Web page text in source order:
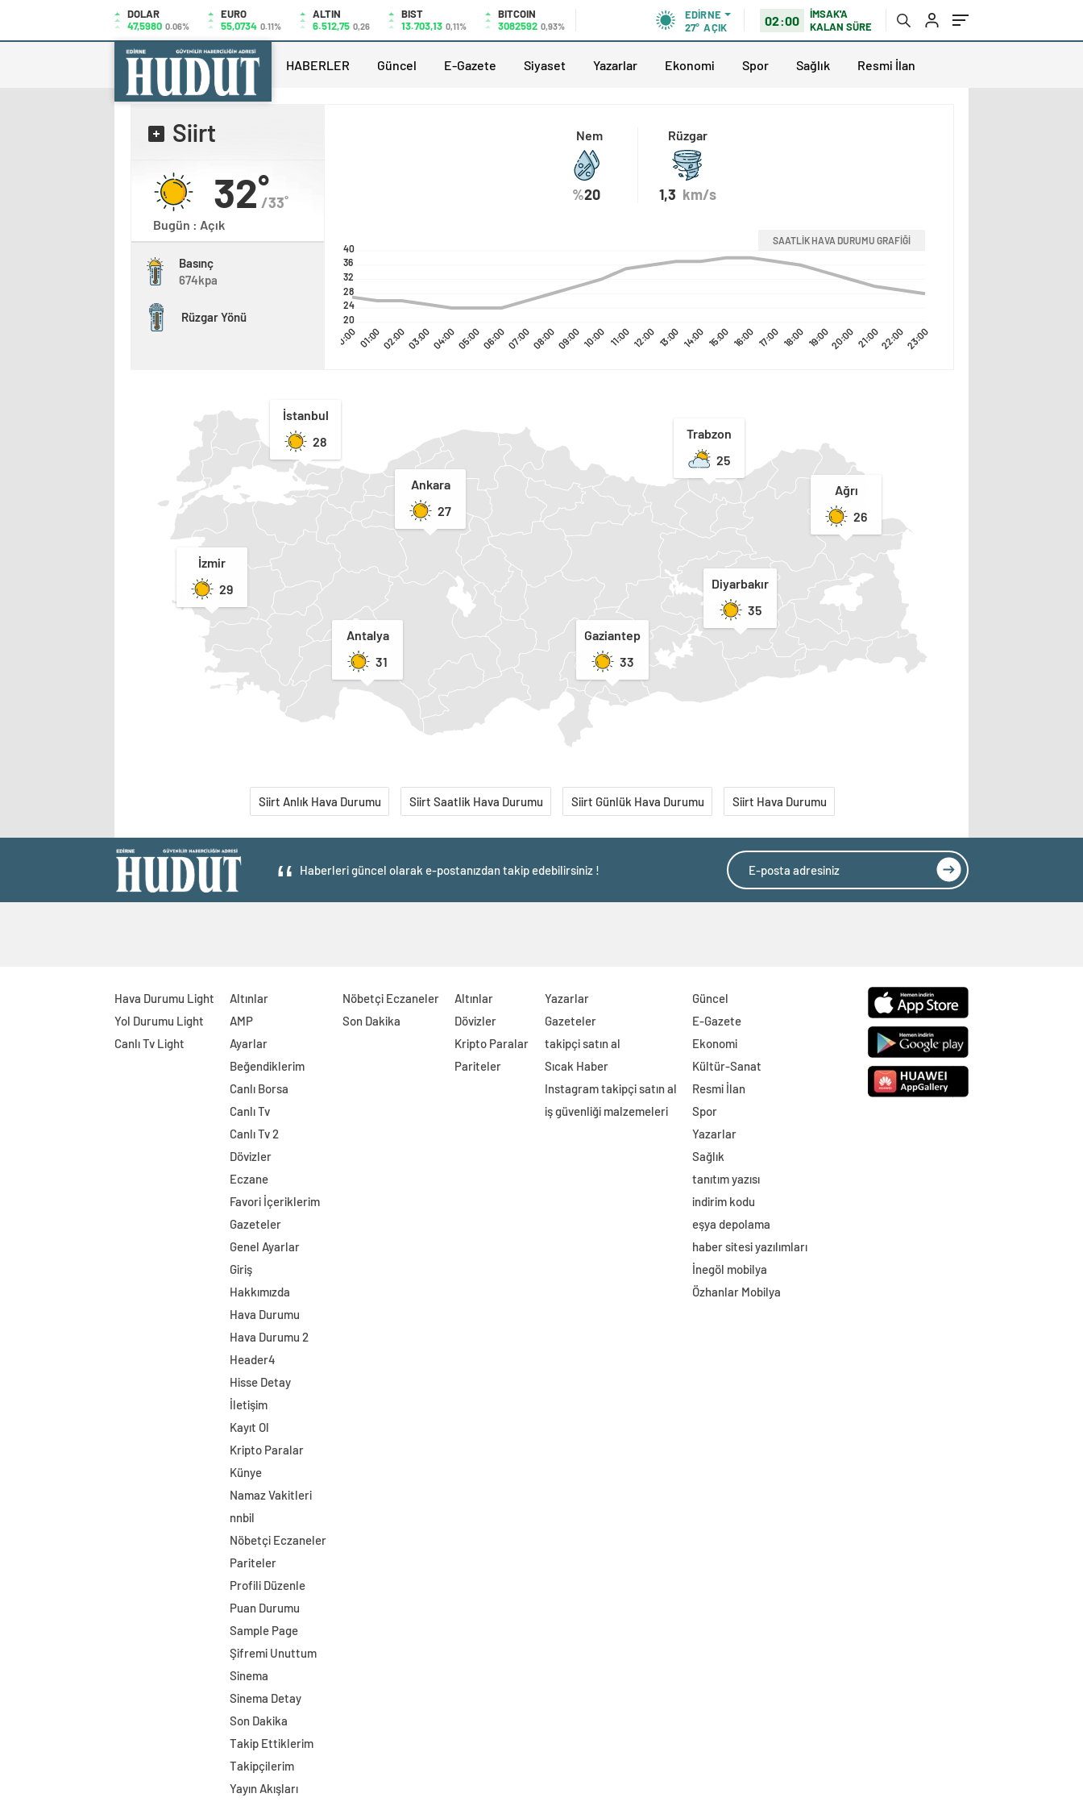
DOLAR
47,5980 0.06%
EURO
55,0734 0.11%
ALTIN
6.512,75 0,26
BIST
13.703,13 0,11%
BITCOIN
3082592 0,93%
EDIRNE
27° AÇIK 02:00
İMSAK'A
KALAN SÜRE
HABERLER Güncel E-Gazete Siyaset Yazarlar Ekonomi Spor Sağlık Resmi İlan
Siirt
32˚
/33˚
Bugün : Açık
Basınç
674kpa
Rüzgar Yönü
Nem
%20
Rüzgar
1,3 km/s
SAATLİK HAVA DURUMU GRAFİĞİ
00:0001:0002:0003:0004:0005:0006:0007:0008:0009:0010:00 11:00 12:00 13:00 14:00 15:00 16:00 17:00 18:00 19:0020:0021:0022:0023:00
40
36
32
28
24
20
İstanbul
28
İzmir
29
Ankara
27
Antalya
31
Trabzon
25
Ağrı
26
Diyarbakır
35
Gaziantep
33
Siirt Anlık Hava Durumu Siirt Saatlik Hava Durumu Siirt Günlük Hava Durumu Siirt Hava Durumu
Haberleri güncel olarak e-postanızdan takip edebilirsiniz !
Hava Durumu Light
Yol Durumu Light
Canlı Tv Light
Altınlar
AMP
Ayarlar
Beğendiklerim
Canlı Borsa
Canlı Tv
Canlı Tv 2
Dövizler
Eczane
Favori İçeriklerim
Gazeteler
Genel Ayarlar
Giriş
Hakkımızda
Hava Durumu
Hava Durumu 2
Header4
Hisse Detay
İletişim
Kayıt Ol
Kripto Paralar
Künye
Namaz Vakitleri
nnbil
Nöbetçi Eczaneler
Pariteler
Profili Düzenle
Puan Durumu
Sample Page
Şifremi Unuttum
Sinema
Sinema Detay
Son Dakika
Takip Ettiklerim
Takipçilerim
Yayın Akışları
Nöbetçi Eczaneler
Son Dakika
Altınlar
Dövizler
Kripto Paralar
Pariteler
Yazarlar
Gazeteler
takipçi satın al
Sıcak Haber
Instagram takipçi satın al
iş güvenliği malzemeleri
Güncel
E-Gazete
Ekonomi
Kültür-Sanat
Resmi İlan
Spor
Yazarlar
Sağlık
tanıtım yazısı
indirim kodu
eşya depolama
haber sitesi yazılımları
İnegöl mobilya
Özhanlar Mobilya